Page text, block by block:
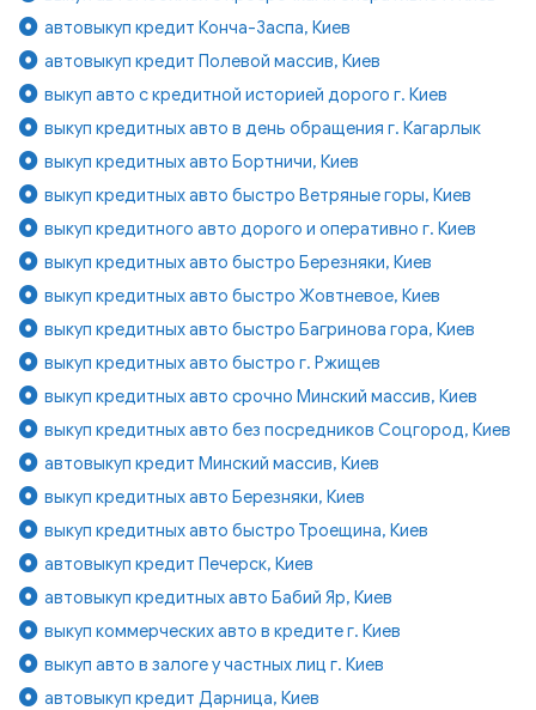
автовыкуп кредит Конча-Заспа, Киев
автовыкуп кредит Полевой массив, Киев
выкуп авто с кредитной историей дорого г. Киев
выкуп кредитных авто в день обращения г. Кагарлык
выкуп кредитных авто Бортничи, Киев
выкуп кредитных авто быстро Ветряные горы, Киев
выкуп кредитного авто дорого и оперативно г. Киев
выкуп кредитных авто быстро Березняки, Киев
выкуп кредитных авто быстро Жовтневое, Киев
выкуп кредитных авто быстро Багринова гора, Киев
выкуп кредитных авто быстро г. Ржищев
выкуп кредитных авто срочно Минский массив, Киев
выкуп кредитных авто без посредников Соцгород, Киев
автовыкуп кредит Минский массив, Киев
выкуп кредитных авто Березняки, Киев
выкуп кредитных авто быстро Троещина, Киев
автовыкуп кредит Печерск, Киев
автовыкуп кредитных авто Бабий Яр, Киев
выкуп коммерческих авто в кредите г. Киев
выкуп авто в залоге у частных лиц г. Киев
автовыкуп кредит Дарница, Киев